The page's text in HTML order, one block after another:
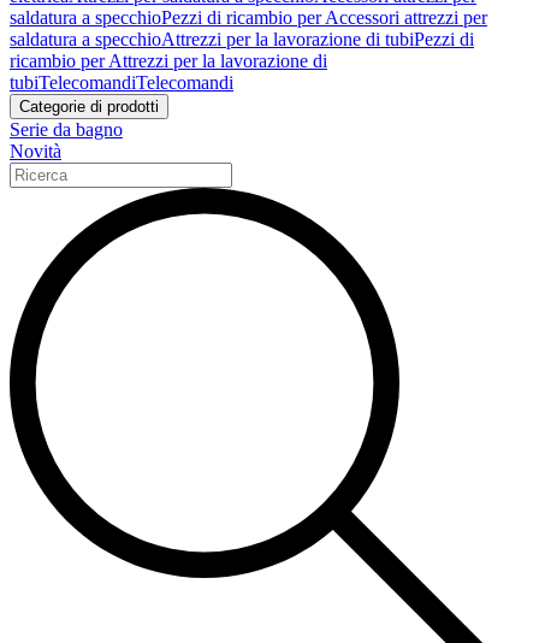
saldatura a specchioPezzi di ricambio per Accessori attrezzi per
saldatura a specchioAttrezzi per la lavorazione di tubiPezzi di
ricambio per Attrezzi per la lavorazione di
tubiTelecomandiTelecomandi
Categorie di prodotti
Serie da bagno
Novità